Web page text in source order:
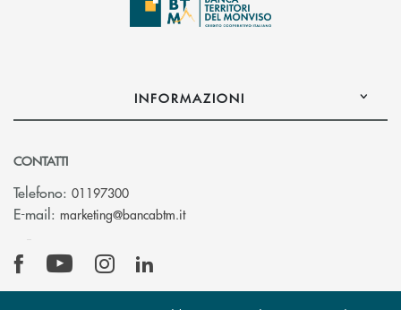
INFORMAZIONI
CONTATTI
Telefono: 01197300
E-mail: marketing@bancabtm.it(si apre l’app di posta elettronica)